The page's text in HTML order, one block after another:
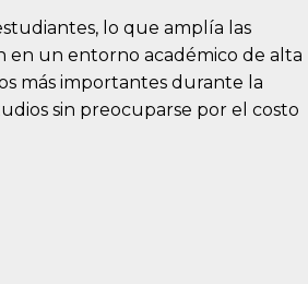
lo que amplía las
en un entorno académico de alta
más importantes durante la
sin preocuparse por el costo